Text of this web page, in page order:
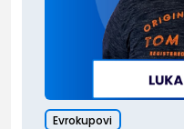
Evrokupovi